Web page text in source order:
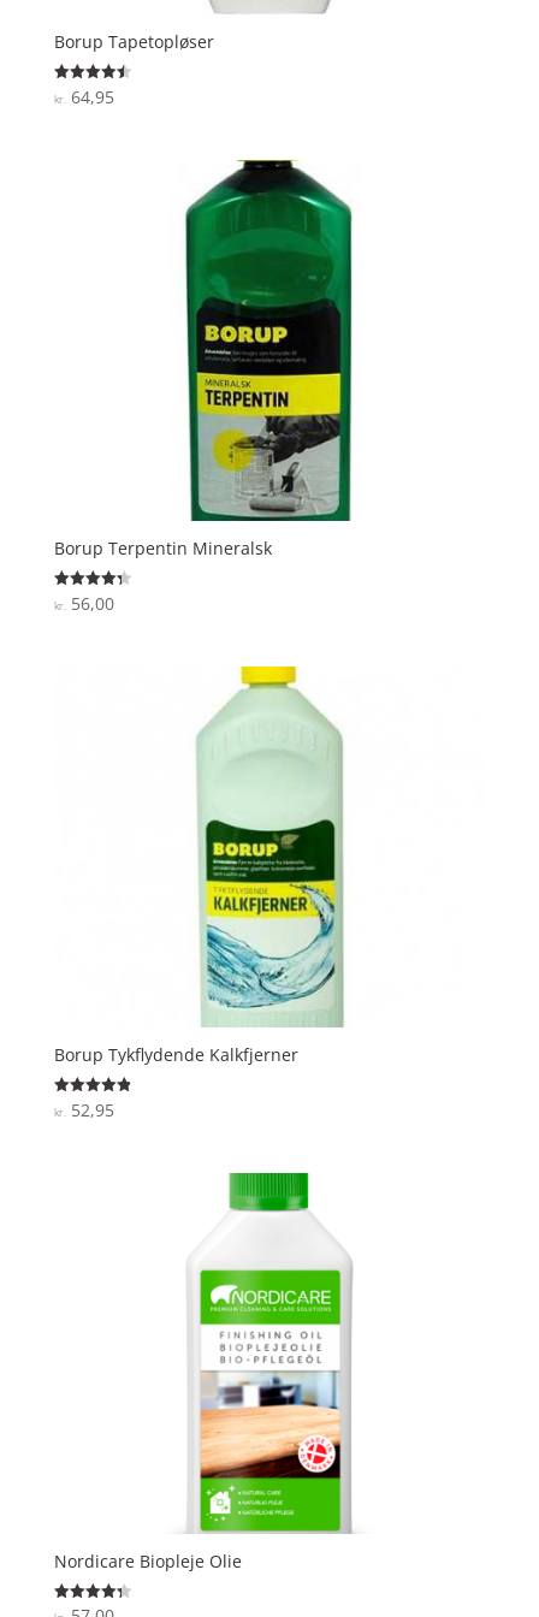
Borup Tapetopløser
Vurderet
4.5
kr.64,95
Borup Terpentin Mineralsk
Vurderet
4.3
kr.56,00
Borup Tykflydende Kalkfjerner
Vurderet
4.9
kr. 52,95
Nordicare Biopleje Olie
Vurderet